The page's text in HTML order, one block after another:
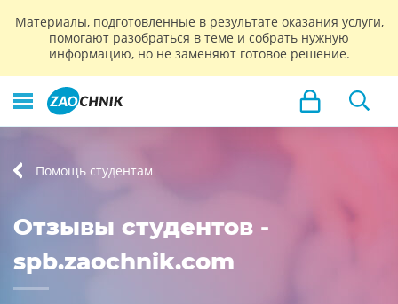
Материалы, подготовленные в результате оказания услуги,
помогают разобраться в теме и собрать нужную
информацию, но не заменяют готовое решение.
Помощь студентам
Отзывы студентов -
spb.zaochnik.com